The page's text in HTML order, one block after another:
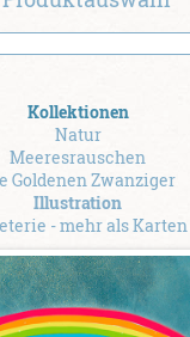
Kollektionen
Natur
Meeresrauschen
Goldenen Zwanziger
Illustration
- mehr als Karten